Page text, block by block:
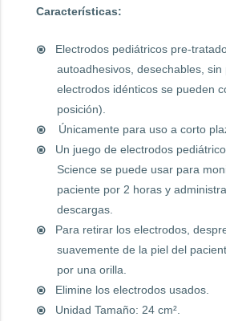
Características:
Electrodos pediátricos pre-
autoadhesivos, desechables, sin
electrodos idénticos se pueden
posición).
Únicamente para uso a corto
Un juego de electrodos
Science se puede usar para
paciente por 2 horas y
descargas.
Para retirar los electrodos,
suavemente de la piel del
por una orilla.
Elimine los electrodos usados.
Unidad Tamaño: 24 cm².